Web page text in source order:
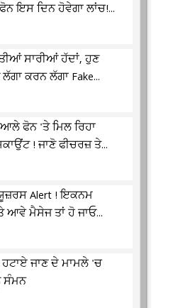
ਇਸ ਦਿਨ ਹੋਵੇਗਾ ਲਾਂਚ!...
ਸਾਰੀਆਂ ਹੱਦਾਂ, ਹੁਣ
ਕਰਨ ਲੱਗਾ Fake...
ਫੋਨ 'ਤੇ ਮਿਲ ਰਿਹਾ
! ਜਾਣੋ ਫੀਚਰਜ਼ ਤੇ...
Alert ! ਇਕਨਮ
ਆਵੇ ਮੈਸੇਜ ਤਾਂ ਹੋ ਜਾਓ...
ਹਟਾਏ ਜਾਣ ਦੇ ਮਾਮਲੇ 'ਚ
ਸੰਮਨ